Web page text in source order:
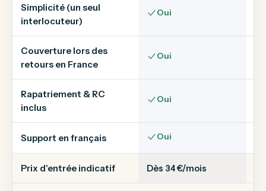
Simplicité (un seul
interlocuteur)
Oui
Couverture lors des
retours en France
Oui
Rapatriement & RC
inclus
Oui
Support en français Oui
Prix d'entrée indicatif Dès 34 €/mois